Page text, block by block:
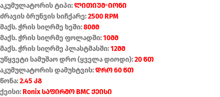
აკუმულატორის ტიპი:ლითიუმ-იონი
ძრავის ბრუნვის სიჩქარე:2500 RPM
მაქს. ჭრის სიღრმე ხეში:80მმ
მაქს. ჭრის სიღრმე ფოლადში:10მმ
მაქს. ჭრის სიღრმე პლასტმასში:12მმ
უწყვეტი სამუშაო დრო (ყველა დიოდი):20 წთ
აკუმულატორის დამუხტვის:დრო 60 წთ
წონა:2.45 კგ
ქეისი:Ronix საფირმო BMC ქეისი